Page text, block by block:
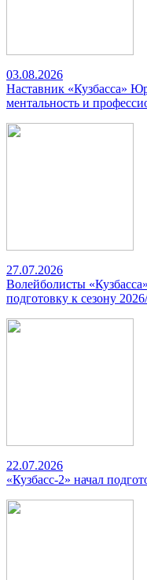
03.08.2026
Наставник «Кузбасса»
ментальность и
27.07.2026
Волейболисты
подготовку к сезону
22.07.2026
«Кузбасс-2» начал